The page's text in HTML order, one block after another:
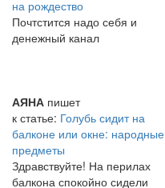
на рождество
Почтстится надо себя и
денежный канал
АЯНА пишет
к статье: Голубь сидит на
балконе или окне: народные
предметы
Здравствуйте! На перилах
балкона спокойно сидели